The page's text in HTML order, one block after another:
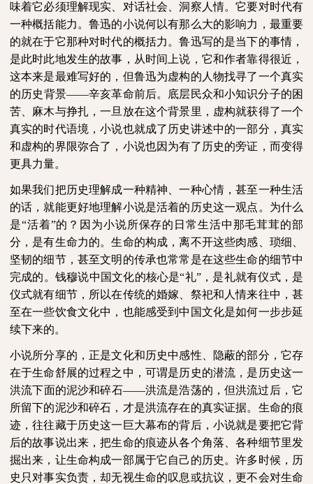
味着它必须理解现实、对话社会、洞察人情。它要对时代有
一种概括能力。鲁迅的小说何以有那么大的影响力，最重要
的就在于它那种对时代的概括力。鲁迅写的是当下的事情，
是此时此地发生的故事，从时间上说，它和作者靠得很近，
这本来是最难写好的，但鲁迅为虚构的人物找寻了一个真实
的历史背景——辛亥革命前后。底层民众和小知识分子的困
苦、麻木与挣扎，一旦放在这个背景里，虚构就获得了一个
真实的时代语境，小说也就成了历史讲述中的一部分，真实
和虚构的界限弥合了，小说也因为有了历史的旁证，而变得
更具力量。
如果我们把历史理解成一种精神、一种心情，甚至一种生活
的话，就能更好地理解小说是活着的历史这一观点。为什么
是“活着”的？因为小说所保存的日常生活中那毛茸茸的部
分，是有生命力的。生命的构成，离不开这些肉感、琐细、
坚韧的细节，甚至文明的传承也常常是在这些生命的细节中
完成的。钱穆说中国文化的核心是“礼”，是礼就有仪式，是
仪式就有细节，所以在传统的婚嫁、祭祀和人情来往中，甚
至在一些饮食文化中，也能感受到中国文化是如何一步步延
续下来的。
小说所分享的，正是文化和历史中感性、隐蔽的部分，它存
在于生命舒展的过程之中，可谓是历史的潜流，是历史这一
洪流下面的泥沙和碎石——洪流是浩荡的，但洪流过后，它
所留下的泥沙和碎石，才是洪流存在的真实证据。生命的痕
迹，往往藏于历史这一巨大幕布的背后，小说就是要把它背
后的故事说出来，把生命的痕迹从各个角落、各种细节里发
掘出来，让生命构成一部属于它自己的历史。许多时候，历
史只对事实负责，却无视生命的叹息或抗议，更不会对生命